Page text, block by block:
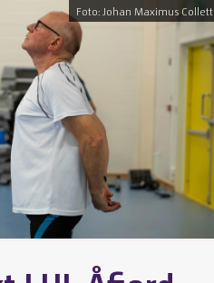
Foto: Johan Maximus Collett